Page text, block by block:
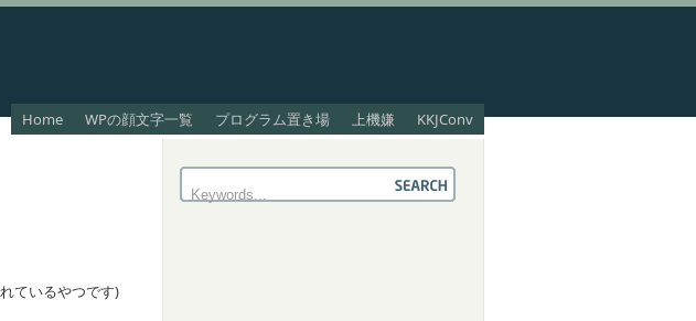
Home
WPの顔文字一覧 プログラム置き場 上機嫌 KKJConv
ているやつです)